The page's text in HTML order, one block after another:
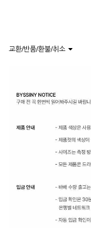
교환/반품/환불/취소